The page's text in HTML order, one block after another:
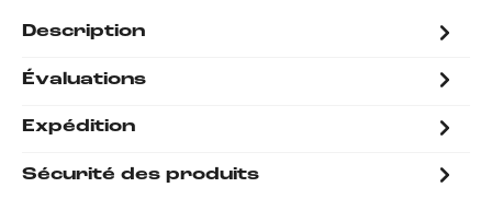
Description
Évaluations
Expédition
Sécurité des produits